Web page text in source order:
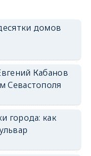
домов
Кабанов
Севастополя
города: как